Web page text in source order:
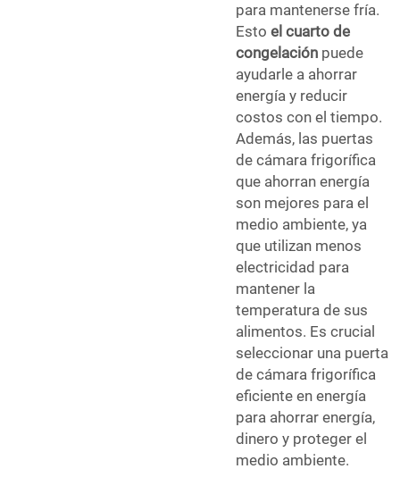
para mantenerse fría.
Esto el cuarto de
congelación puede
ayudarle a ahorrar
energía y reducir
costos con el tiempo.
Además, las puertas
de cámara frigorífica
que ahorran energía
son mejores para el
medio ambiente, ya
que utilizan menos
electricidad para
mantener la
temperatura de sus
alimentos. Es crucial
seleccionar una puerta
de cámara frigorífica
eficiente en energía
para ahorrar energía,
dinero y proteger el
medio ambiente.